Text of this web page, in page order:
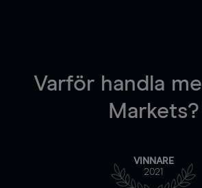
Varför handla
Markets?
VINNARE
2021